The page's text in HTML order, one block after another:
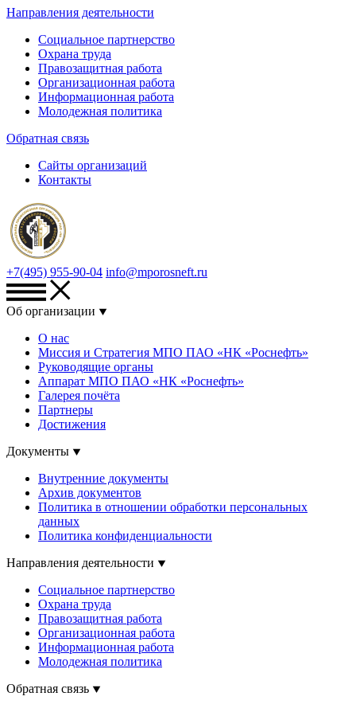
Направления деятельности
Социальное партнерство
Охрана труда
Правозащитная работа
Организационная работа
Информационная работа
Молодежная политика
Обратная связь
Сайты организаций
Контакты
+7(495) 955-90-04 info@mporosneft.ru
Об организации
О нас
Миссия и Стратегия МПО ПАО «НК «Роснефть»
Руководящие органы
Аппарат МПО ПАО «НК «Роснефть»
Галерея почёта
Партнеры
Достижения
Документы
Внутренние документы
Архив документов
Политика в отношении обработки персональных
данных
Политика конфиденциальности
Направления деятельности
Социальное партнерство
Охрана труда
Правозащитная работа
Организационная работа
Информационная работа
Молодежная политика
Обратная связь